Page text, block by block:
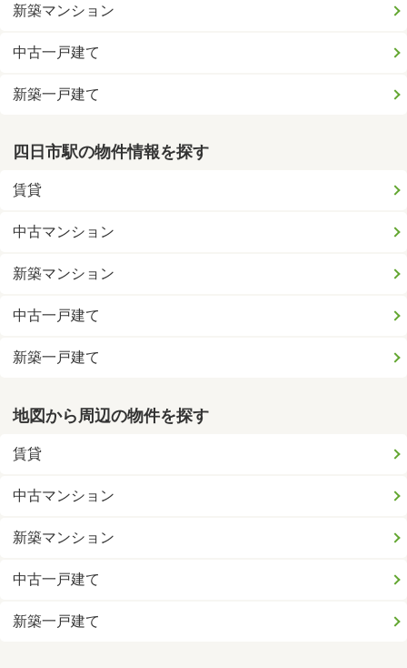
新築マンション
中古一戸建て
新築一戸建て
四日市駅の物件情報を探す
賃貸
中古マンション
新築マンション
中古一戸建て
新築一戸建て
地図から周辺の物件を探す
賃貸
中古マンション
新築マンション
中古一戸建て
新築一戸建て